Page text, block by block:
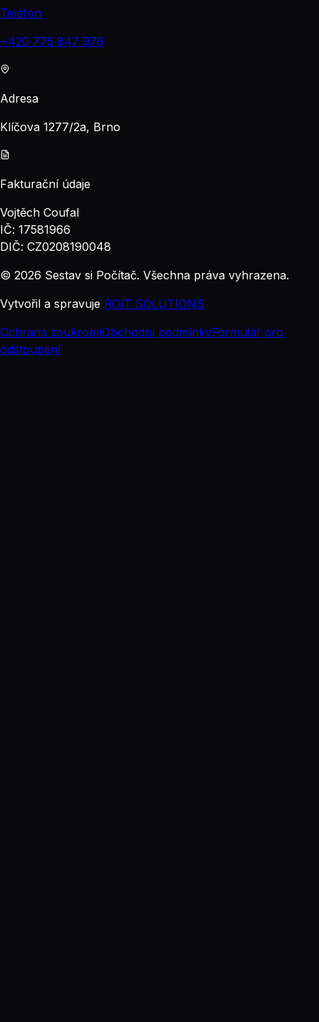
Telefon
+420 775 847 976
Adresa
Klíčova 1277/2a, Brno
Fakturační údaje
Vojtěch Coufal
IČ: 17581966
DIČ: CZ0208190048
© 2026 Sestav si Počítač. Všechna práva vyhrazena.
Vytvořil a spravuje ROIT SOLUTIONS
Ochrana soukromíObchodní podmínkyFormulář pro
odstoupení